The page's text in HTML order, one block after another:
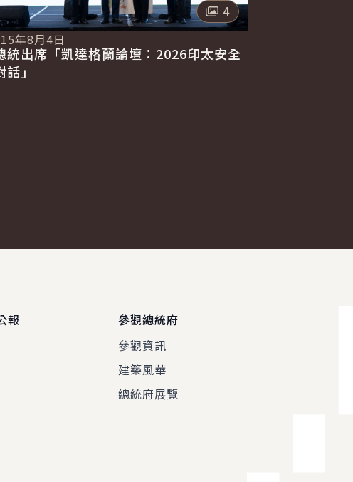
量 照片數量
4
年8月4日
統出席「凱達格蘭論壇：2026印太安全
話」
報
參觀總統府
參觀資訊
建築風華
總統府展覽